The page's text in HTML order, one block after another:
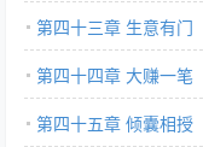
第四十三章 生意有门
第四十四章 大赚一笔
第四十五章 倾囊相授